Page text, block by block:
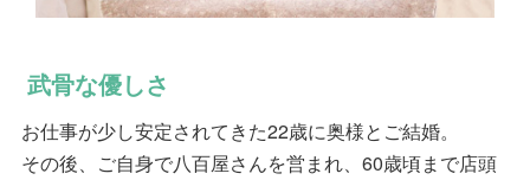
武骨な優しさ
お仕事が少し安定されてきた22歳に奥様とご結婚。
その後、ご自身で八百屋さんを営まれ、60歳頃まで店頭